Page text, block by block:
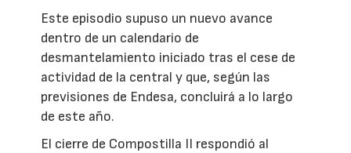
Este episodio supuso un nuevo avance
dentro de un calendario de
desmantelamiento iniciado tras el cese de
actividad de la central y que, según las
previsiones de Endesa, concluirá a lo largo
de este año.
El cierre de Compostilla II respondió al